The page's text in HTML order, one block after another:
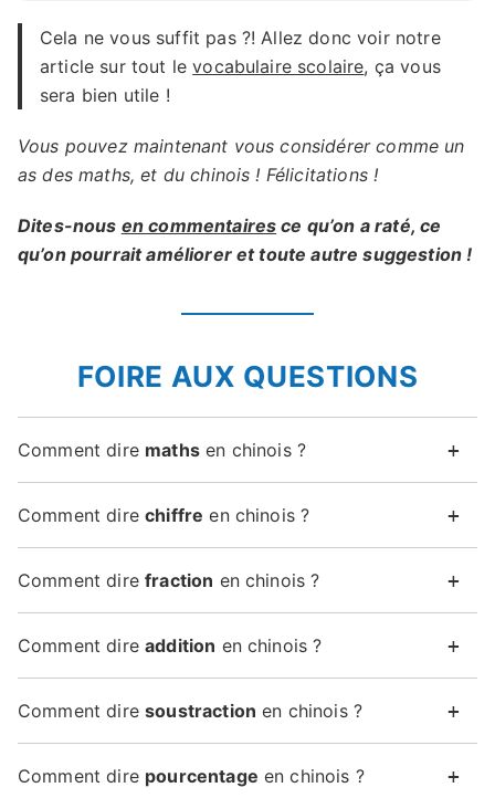
Cela ne vous suffit pas ?! Allez donc voir notre
article sur tout levocabulaire scolaire, ça vous
sera bien utile !
Vous pouvez maintenant vous considérer comme un
as des maths, et du chinois ! Félicitations !
Dites-nous en commentaires ce qu’on a raté, ce
qu’on pourrait améliorer et toute autre suggestion !
FOIRE AUX QUESTIONS
Comment dire mathsen chinois ?
Comment direchiffre en chinois ?
Comment direfraction en chinois ?
Comment direaddition en chinois ?
Comment diresoustraction en chinois ?
Comment dire pourcentage en chinois ?